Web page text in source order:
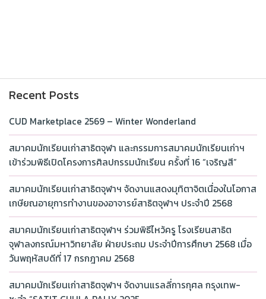
Recent Posts
CUD Marketplace 2569 – Winter Wonderland
สมาคมนักเรียนเก่าสาธิตจุฬา และกรรมการสมาคมนักเรียนเก่าฯ
เข้าร่วมพิธีเปิดโครงการศิลปกรรมนักเรียน ครั้งที่ 16 “เจริญสี”
สมาคมนักเรียนเก่าสาธิตจุฬาฯ จัดงานแสดงมุทิตาจิตเนื่องในโอกาส
เกษียณอายุการทำงานของอาจารย์สาธิตจุฬาฯ ประจำปี 2568
สมาคมนักเรียนเก่าสาธิตจุฬาฯ ร่วมพิธีไหว้ครู โรงเรียนสาธิต
จุฬาลงกรณ์มหาวิทยาลัย ฝ่ายประถม ประจำปีการศึกษา 2568 เมื่อ
วันพฤหัสบดีที่ 17 กรกฎาคม 2568
สมาคมนักเรียนเก่าสาธิตจุฬาฯ จัดงานแรลลี่การกุศล กรุงเทพ-